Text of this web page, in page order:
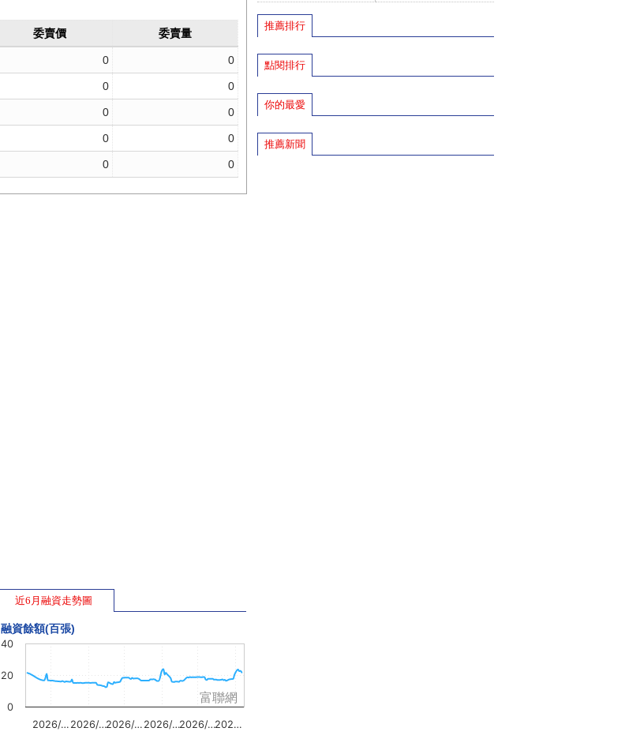
近6月融資走勢圖
融資餘額(百張)
2026/… 2026/…2026/… 2026/…2026/…202…
0
20
40
富聯網
推薦排行
點閱排行
你的最愛
推薦新聞